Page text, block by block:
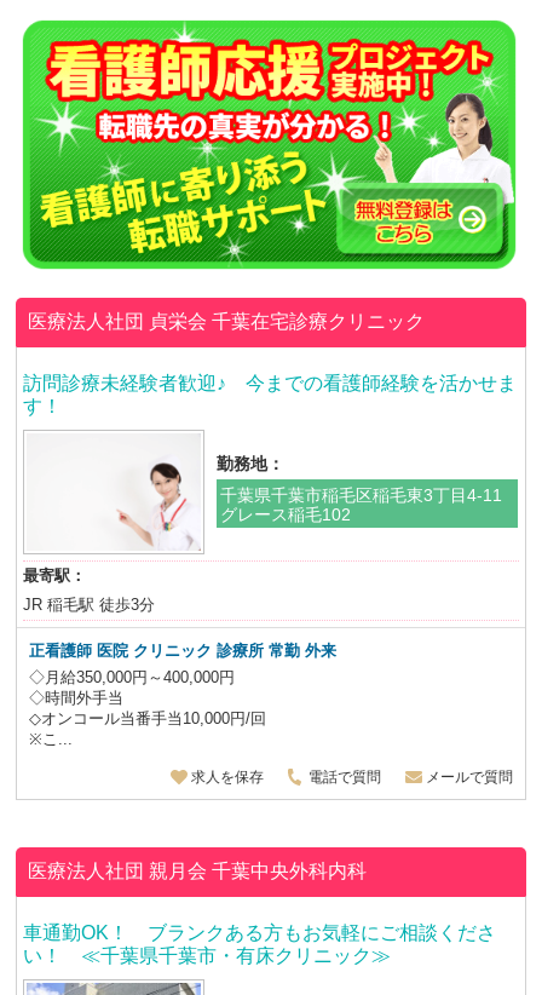
医療法人社団 貞栄会千葉在宅診療クリニック
訪問診療未経験者歓迎♪ 今までの看護師経験を活かせま
す！
勤務地：
千葉県千葉市稲毛区稲毛東3丁目4-11
グレース稲毛102
最寄駅：
JR 稲毛駅 徒歩3分
正看護師 医院 クリニック 診療所 常勤 外来
◇月給350,000円～400,000円
◇時間外手当
◇オンコール当番手当10,000円/回
※こ...
求人を保存 電話で質問 メールで質問
医療法人社団 親月会千葉中央外科内科
車通勤OK！ ブランクある方もお気軽にご相談くださ
い！ ≪千葉県千葉市・有床クリニック≫